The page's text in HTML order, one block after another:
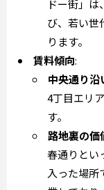
ドー街」
び、若い世
ります。
賃料傾向:
中央通り沿
4丁目エリ
す。
路地裏の価
春通りとい
入った場所